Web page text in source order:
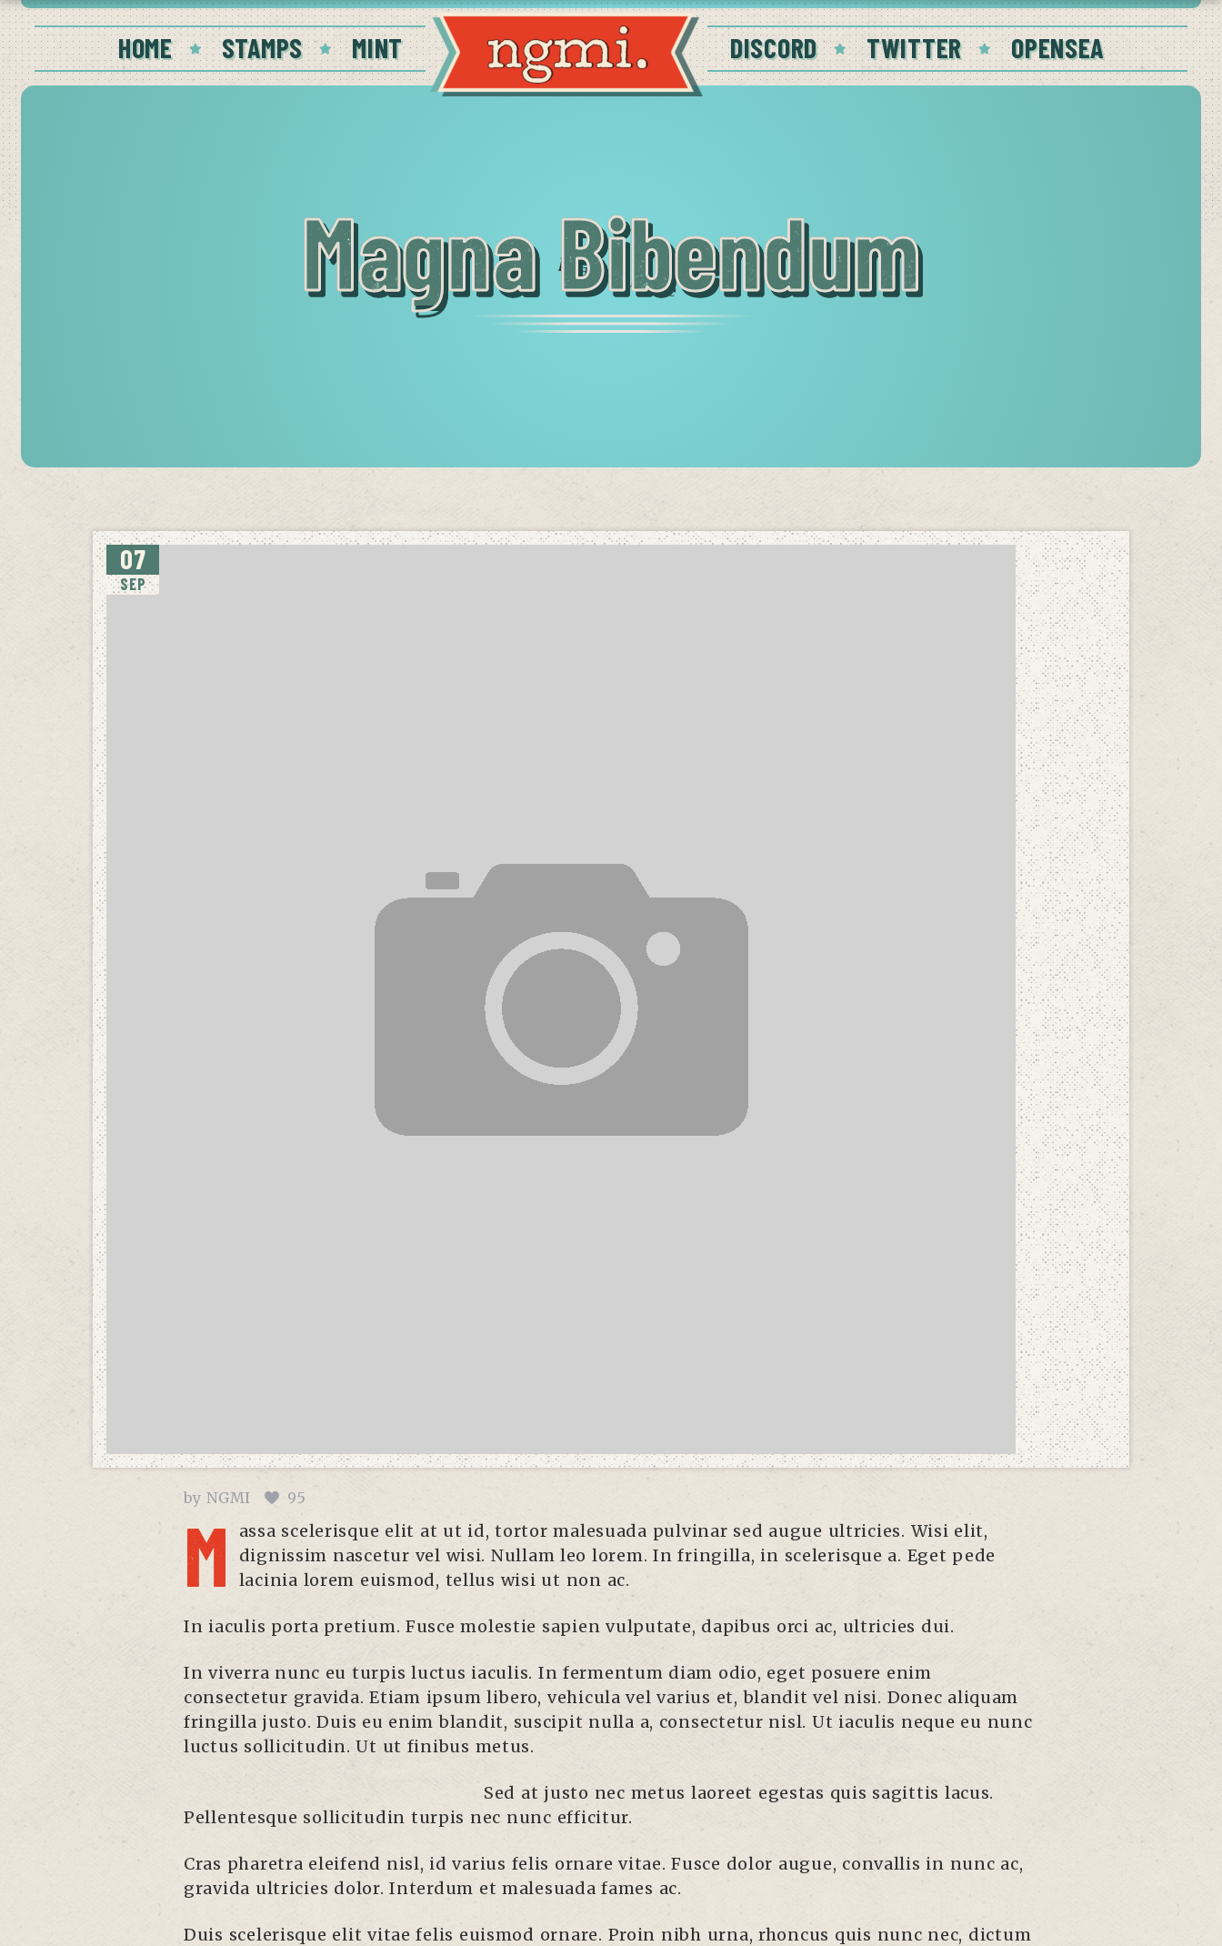
HOME STAMPS MINT DISCORD TWITTER OPENSEA
Magna Bibendum
07
SEP
byNGMI 95
M
assa scelerisque elit at ut id, tortor malesuada pulvinar sed augue ultricies. Wisi elit,
dignissim nascetur vel wisi. Nullam leo lorem. In fringilla, in scelerisque a. Eget pede
lacinia lorem euismod, tellus wisi ut non ac.
In iaculis porta pretium. Fusce molestie sapien vulputate, dapibus orci ac, ultricies dui.
In viverra nunc eu turpis luctus iaculis. In fermentum diam odio, eget posuere enim
consectetur gravida. Etiam ipsum libero, vehicula vel varius et, blandit vel nisi. Donec aliquam
fringilla justo. Duis eu enim blandit, suscipit nulla a, consectetur nisl. Ut iaculis neque eu nunc
luctus sollicitudin. Ut ut finibus metus.
Sed at justo nec metus laoreet egestas quis sagittis lacus.
Pellentesque sollicitudin turpis nec nunc efficitur.
Cras pharetra eleifend nisl, id varius felis ornare vitae. Fusce dolor augue, convallis in nunc ac,
gravida ultricies dolor. Interdum et malesuada fames ac.
Duis scelerisque elit vitae felis euismod ornare. Proin nibh urna, rhoncus quis nunc nec, dictum